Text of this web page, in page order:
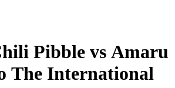
Pibble vs Amaru
The International